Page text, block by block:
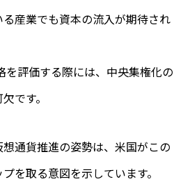
産業でも資本の流入が期待され
を評価する際には、中央集権化の
です。
想通貨推進の姿勢は、米国がこの
を取る意図を示しています。